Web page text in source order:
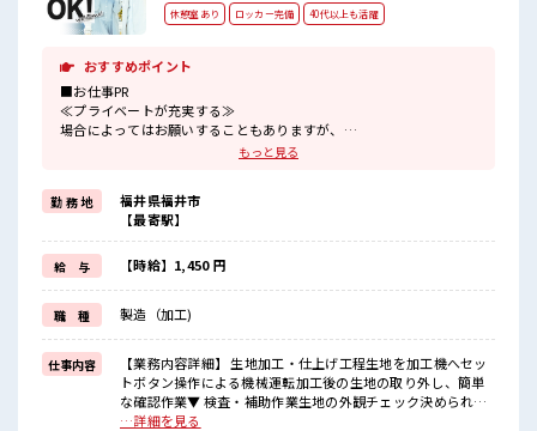
休憩室あり ロッカー完備 40代以上も活躍
おすすめポイント
■お仕事PR
≪プライベートが充実する≫
場合によってはお願いすることもありますが、
制服があるので、
毎日の服装の悩み解消♪
≪未経験OKの仕事≫
新しいことにチャレンジするのは不安だけど、
しっかり働く環境が整っています！
イチからスキルUP・ステップUP目指していきましょう！
≪収入アップを目指せる≫
高時給だらけの派遣のお仕事です！
■職場の雰囲気
休憩室で楽しくランチ♪
時間があれば昼寝もしちゃおう！
持ち物が多いあなたにもぴったり☆
もっと見る
勤 務 地
福井県福井市
【最寄駅】
給 与 【時給】1,450 円
職 種 製造（加工)
仕事内容
【業務内容詳細】 生地加工・仕上げ工程生地を加工機へセッ
トボタン操作による機械運転加工後の生地の取り外し、簡単
な確認作業▼ 検査・補助作業生地の外観チェック決められた
基準での確認作業次工程への受け渡し準備※作業内容はマニ
…詳細を見る